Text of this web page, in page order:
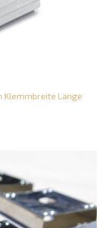
Klemmbreite Länge